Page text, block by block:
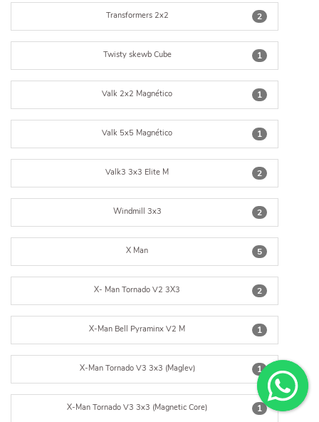
2
Transformers 2x2
1
Twisty skewb Cube
1
Valk 2x2 Magnético
1
Valk 5x5 Magnético
2
Valk3 3x3 Elite M
2
Windmill 3x3
5
X Man
2
X- Man Tornado V2 3X3
1
X-Man Bell Pyraminx V2 M
1
X-Man Tornado V3 3x3 (Maglev)
1
X-Man Tornado V3 3x3 (Magnetic Core)